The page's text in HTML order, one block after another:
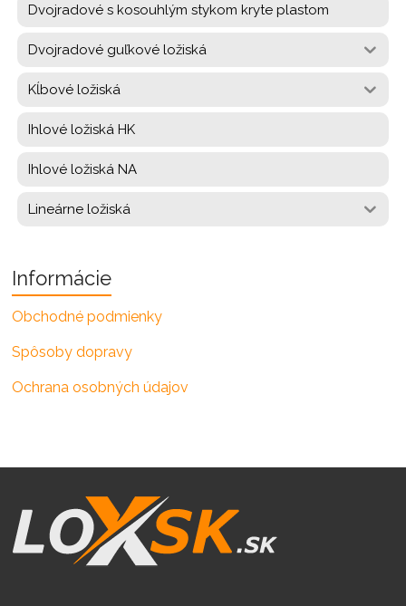
Dvojradové s kosouhlým stykom kryte plastom
Dvojradové guľkové ložiská
Kĺbové ložiská
Ihlové ložiská HK
Ihlové ložiská NA
Lineárne ložiská
Informácie
Obchodné podmienky
Spôsoby dopravy
Ochrana osobných údajov